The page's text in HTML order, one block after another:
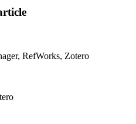
RefWorks, Zotero